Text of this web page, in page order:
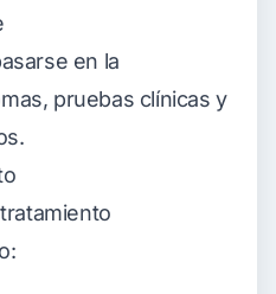
en la
pruebas clínicas y